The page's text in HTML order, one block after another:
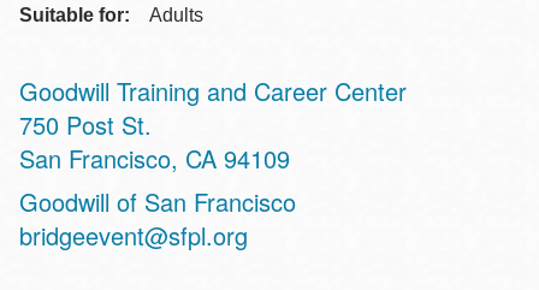
Suitable for: Adults
Goodwill Training and Career Center
Address
750 Post St.
San Francisco, CA 94109
Website
Goodwill of San Francisco
bridgeevent@sfpl.org